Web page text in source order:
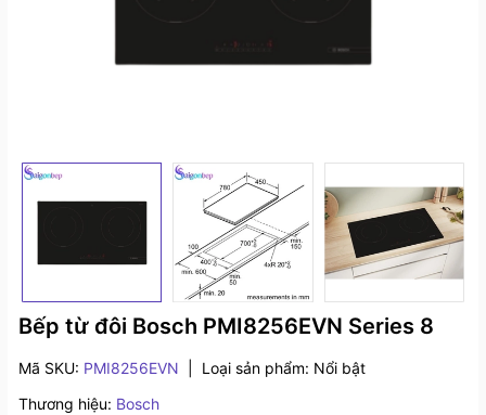
Bếp từ đôi Bosch PMI8256EVN Series 8
Mã SKU: PMI8256EVN Loại sản phẩm: Nổi bật
Thương hiệu: Bosch